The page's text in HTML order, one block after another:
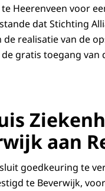
Heerenveen voor
dat Stichting
realisatie van de
gratis toegang
aan
goedkeuring te
te Beverwijk,